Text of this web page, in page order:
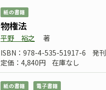
紙の書籍
物権法
平野 裕之
著
ISBN：978-4-535-51917-6
発
定価：4,840円
在庫なし
紙の書籍 電子書籍